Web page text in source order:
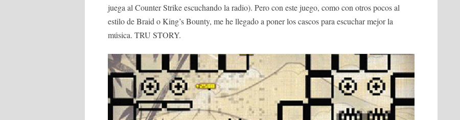
juega al Counter Strike escuchando la radio). Pero con este juego, como con otros pocos al
estilo de Braid o King’s Bounty, me he llegado a poner los cascos para escuchar mejor la
música. TRU STORY.